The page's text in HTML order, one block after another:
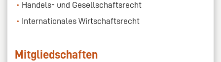
Handels- und Gesellschaftsrecht
Internationales Wirtschaftsrecht
Mitgliedschaften